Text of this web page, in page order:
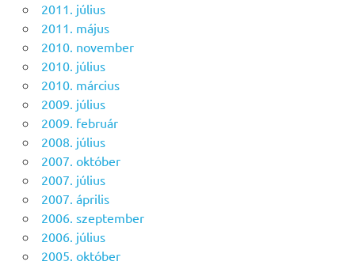
2011. július
2011. május
2010. november
2010. július
2010. március
2009. július
2009. február
2008. július
2007. október
2007. július
2007. április
2006. szeptember
2006. július
2005. október